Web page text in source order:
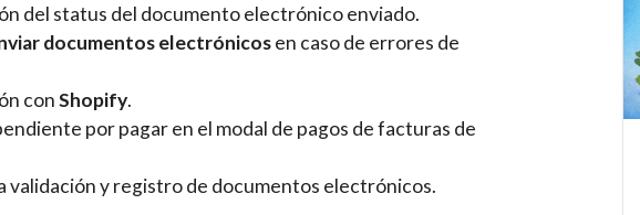
del status del documento electrónico enviado.
documentos electrónicosen caso de errores de
conShopify.
por pagar en el modal de pagos de facturas de
validación y registro de documentos electrónicos.